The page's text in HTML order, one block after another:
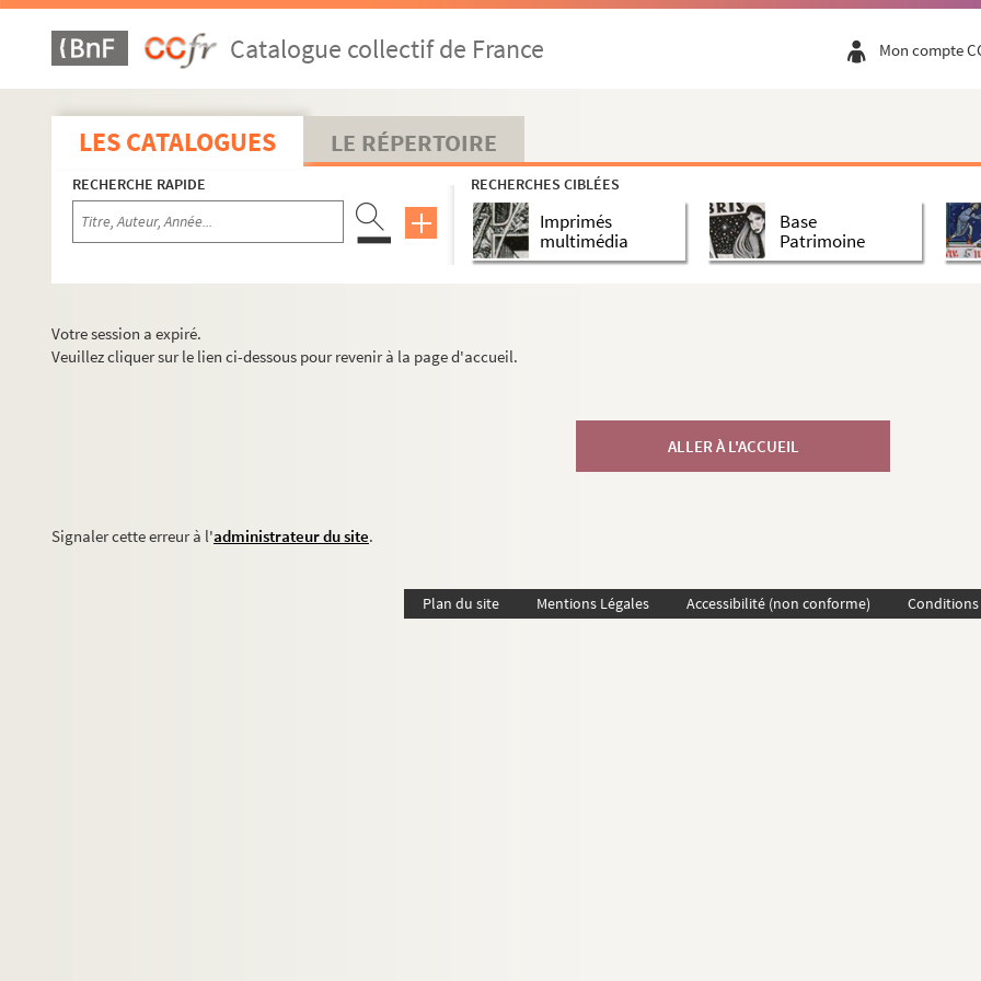
Catalogue collectif de France Mon compte
LES CATALOGUES LE RÉPERTOIRE
RECHERCHE RAPIDE RECHERCHES CIBLÉES
Imprimés
multimédia
Base
Patrimoine
Votre session a expiré.
Veuillez cliquer sur le lien ci-dessous pour revenir à la page d'accueil.
ALLER À L'ACCUEIL
Signaler cette erreur à l'administrateur du site.
Plan du site Mentions Légales Accessibilité (non conforme)